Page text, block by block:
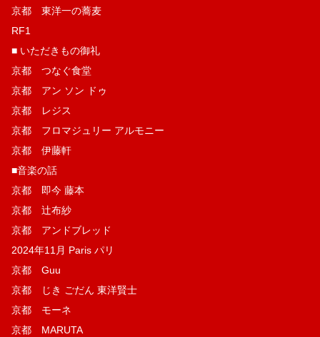
京都 東洋一の蕎麦
RF1
■ いただきもの御礼
京都 つなぐ食堂
京都 アン ソン ドゥ
京都 レジス
京都 フロマジュリー アルモニー
京都 伊藤軒
■音楽の話
京都 即今 藤本
京都 辻布紗
京都 アンドブレッド
2024年11月 Paris パリ
京都 Guu
京都 じき ごだん 東洋賢士
京都 モーネ
京都 MARUTA